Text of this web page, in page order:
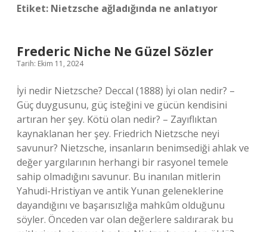
Etiket: Nietzsche ağladığında ne anlatıyor
Frederic Niche Ne Güzel Sözler
Tarih: Ekim 11, 2024
İyi nedir Nietzsche? Deccal (1888) İyi olan nedir? –
Güç duygusunu, güç isteğini ve gücün kendisini
artıran her şey. Kötü olan nedir? – Zayıflıktan
kaynaklanan her şey. Friedrich Nietzsche neyi
savunur? Nietzsche, insanların benimsediği ahlak ve
değer yargılarının herhangi bir rasyonel temele
sahip olmadığını savunur. Bu inanılan mitlerin
Yahudi-Hristiyan ve antik Yunan geleneklerine
dayandığını ve başarısızlığa mahkûm olduğunu
söyler. Önceden var olan değerlere saldırarak bu